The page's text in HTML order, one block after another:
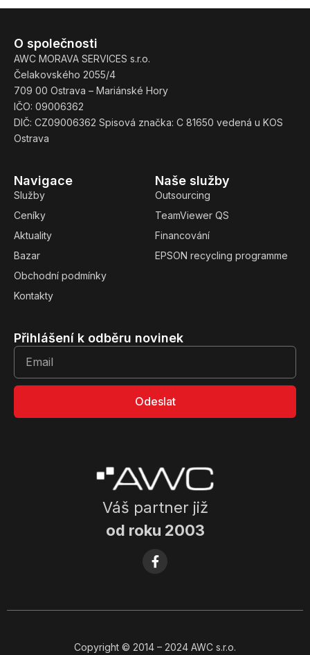
Váš partner již
od roku 2003
Naše služby
Outsourcing
TeamViewer QS
Financování
EPSON recycling programme
Navigace
Služby
Ceníky
Aktuality
Bazar
Obchodní podmínky
Kontakty
O společnosti
AWC MORAVA SERVICES s.r.o.
Čelakovského 2055/4
709 00 Ostrava – Mariánské Hory
IČO: 09006362
DIČ: CZ09006362 Spisová značka: C 81650 vedená u KOS
Ostrava
Přihlášení k odběru novinek
Odeslat
Copyright © 2014 – 2024 AWC s.r.o.